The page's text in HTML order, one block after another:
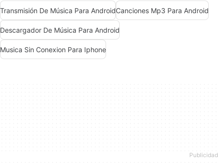
Transmisión De Música Para AndroidCanciones Mp3 Para Android
Descargador De Música Para Android
Musica Sin Conexion Para Iphone